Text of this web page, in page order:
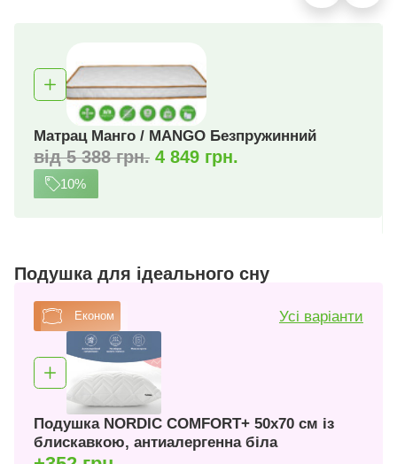
Матрац Манго / MANGO Безпружинний
від 5 388 грн. 4 849 грн.
10%
Подушка для ідеального сну
Економ Усі варіанти
Подушка NORDIC COMFORT+ 50х70 см із
блискавкою, антиалергенна біла